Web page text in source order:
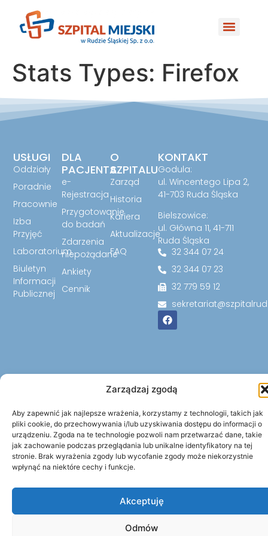
Zarządzaj zgodą
Aby zapewnić jak najlepsze wrażenia, korzystamy z technologii, takich jak
pliki cookie, do przechowywania i/lub uzyskiwania dostępu do informacji o
urządzeniu. Zgoda na te technologie pozwoli nam przetwarzać dane, takie
jak zachowanie podczas przeglądania lub unikalne identyfikatory na tej
stronie. Brak wyrażenia zgody lub wycofanie zgody może niekorzystnie
wpłynąć na niektóre cechy i funkcje.
Akceptuję
Odmów
Stats Types: Firefox
O
SZPITALU
Zarząd
Historia
Kariera
Aktualizacje
FAQ
DLA
PACJENTA
e-
Rejestracja
Przygotowanie
do badań
Zdarzenia
niepożądane
Ankiety
Cennik
USŁUGI
Oddziały
Poradnie
Pracownie
Izba
Przyjęć
Laboratorium
Biuletyn
Informacji
Publicznej
KONTAKT
Godula:
ul. Wincentego Lipa 2,
41-703 Ruda Śląska
Bielszowice:
ul. Główna 11, 41-711
Ruda Śląska
32 344 07 24
32 344 07 23
32 779 59 12
© 2026 Wszystkie prawa zastrzeżone. | Szpital Miejski w
Rudzie Śląskiej Sp. z o.o.